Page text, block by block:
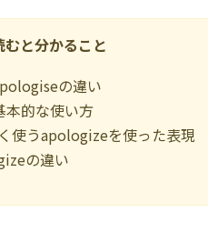
むと分かること
の違い
本的な使い方
使うapologizeを使った表現
の違い